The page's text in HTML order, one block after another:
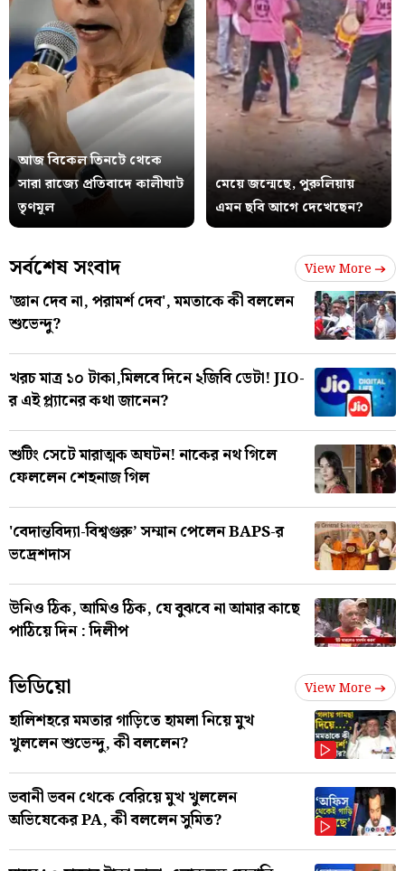
আজ বিকেল তিনটে থেকে
সারা রাজ্যে প্রতিবাদে কালীঘাট
তৃণমূল
মেয়ে জন্মেছে, পুরুলিয়ায়
এমন ছবি আগে দেখেছেন?
সর্বশেষ সংবাদ View More
'জ্ঞান দেব না, পরামর্শ দেব', মমতাকে কী বললেন
শুভেন্দু?
খরচ মাত্র ১০ টাকা,মিলবে দিনে ২জিবি ডেটা! JIO-
র এই প্ল্যানের কথা জানেন?
শুটিং সেটে মারাত্মক অঘটন! নাকের নথ গিলে
ফেললেন শেহনাজ গিল
'বেদান্তবিদ্যা-বিশ্বগুরু’ সম্মান পেলেন BAPS-র
ভদ্রেশদাস
উনিও ঠিক, আমিও ঠিক, যে বুঝবে না আমার কাছে
পাঠিয়ে দিন : দিলীপ
ভিডিয়ো View More
হালিশহরে মমতার গাড়িতে হামলা নিয়ে মুখ
খুললেন শুভেন্দু, কী বললেন?
ভবানী ভবন থেকে বেরিয়ে মুখ খুললেন
অভিষেকের PA, কী বললেন সুমিত?